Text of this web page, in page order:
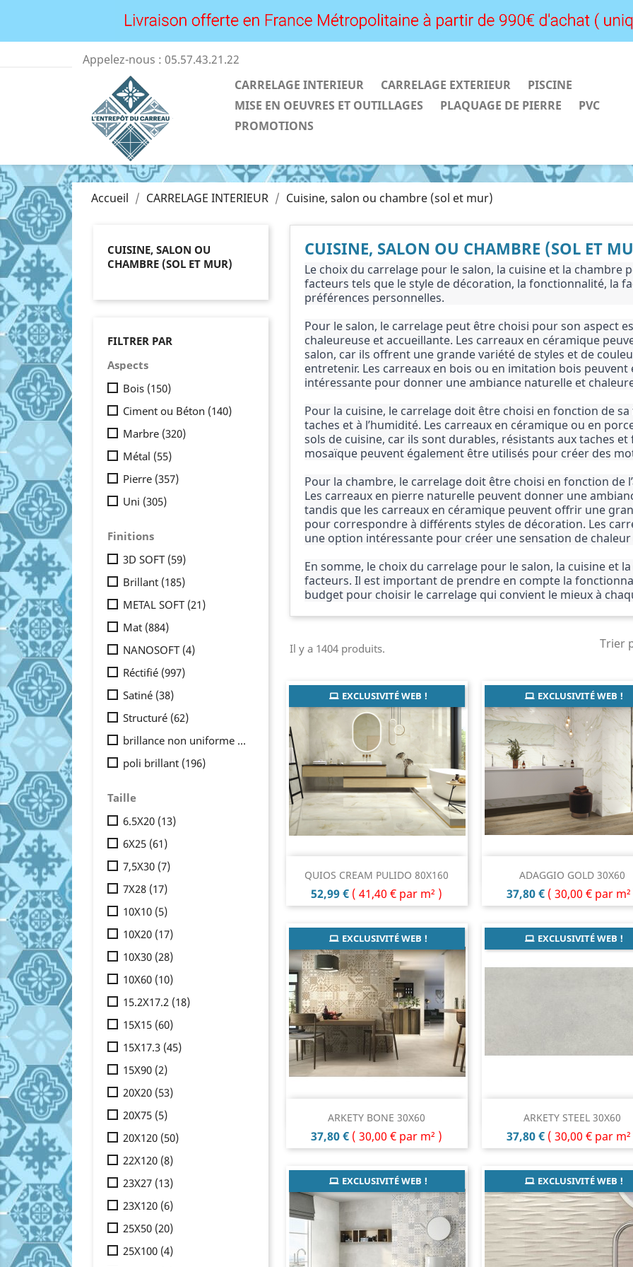
Appelez-nous : 05.57.43.21.22
CARRELAGE INTERIEUR
CARRELAGE EXTERIEUR
PISCINE
MISE EN OEUVRES ET OUTILLAGES
PLAQUAGE DE PIERRE
PVC
PROMOTIONS
Accueil CARRELAGE INTERIEUR Cuisine, salon ou chambre (sol et mur)
CUISINE, SALON OU
CHAMBRE (SOL ET MUR)
FILTRER PAR
Aspects
Bois (150)
Ciment ou Béton (140)
Marbre (320)
Métal (55)
Pierre (357)
Uni (305)
Finitions
3D SOFT (59)
Brillant (185)
METAL SOFT (21)
Mat (884)
NANOSOFT (4)
Réctifié (997)
Satiné (38)
Structuré (62)
brillance non uniforme
(18)
poli brillant (196)
Taille
6.5X20 (13)
6X25 (61)
7,5X30 (7)
7X28 (17)
10X10 (5)
10X20 (17)
10X30 (28)
10X60 (10)
15.2X17.2 (18)
15X15 (60)
15X17.3 (45)
15X90 (2)
20X20 (53)
20X75 (5)
20X120 (50)
22X120 (8)
23X27 (13)
23X120 (6)
25X50 (20)
25X100 (4)
CUISINE, SALON OU CHAMBRE (SOL ET
Le choix du carrelage pour le salon, la cuisine et la chambre
facteurs tels que le style de décoration, la fonctionnalité, la
préférences personnelles.
Pour le salon, le carrelage peut être choisi pour son aspect
chaleureuse et accueillante. Les carreaux en céramique
salon, car ils offrent une grande variété de styles et de
entretenir. Les carreaux en bois ou en imitation bois
intéressante pour donner une ambiance naturelle et
Pour la cuisine, le carrelage doit être choisi en fonction de
taches et à l’humidité. Les carreaux en céramique ou en
sols de cuisine, car ils sont durables, résistants aux taches et
mosaïque peuvent également être utilisés pour créer des
Pour la chambre, le carrelage doit être choisi en fonction de
Les carreaux en pierre naturelle peuvent donner une
tandis que les carreaux en céramique peuvent offrir une
pour correspondre à différents styles de décoration. Les
une option intéressante pour créer une sensation de
En somme, le choix du carrelage pour le salon, la cuisine et
facteurs. Il est important de prendre en compte la
budget pour choisir le carrelage qui convient le mieux à
Il y a 1404 produits.
Trier
QUIOS CREAM PULIDO 80X160
Prix
52,99 € ( 41,40 € par m² )
EXCLUSIVITÉ WEB !
Aperçu rapide ADAGGIO GOLD 30X60
Prix
37,80 € ( 30,00 € par m²
EXCLUSIVITÉ WEB !
Aperçu rapide
ARKETY BONE 30X60
Prix
37,80 € ( 30,00 € par m² )
EXCLUSIVITÉ WEB !
Aperçu rapide ARKETY STEEL 30X60
Prix
37,80 € ( 30,00 € par m²
EXCLUSIVITÉ WEB !
Aperçu rapide
EXCLUSIVITÉ WEB ! EXCLUSIVITÉ WEB !